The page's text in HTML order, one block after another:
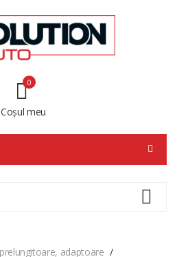
Coșul meu
0
adaptoare